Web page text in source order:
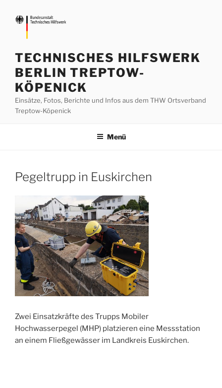
Inhalt
springen
TECHNISCHES HILFSWERK
BERLIN TREPTOW-
KÖPENICK
Einsätze, Fotos, Berichte und Infos aus dem THW Ortsverband
Treptow-Köpenick
Menü
Pegeltrupp in Euskirchen
Zwei Einsatzkräfte des Trupps Mobiler
Hochwasserpegel (MHP) platzieren eine Messstation
an einem Fließgewässer im Landkreis Euskirchen.